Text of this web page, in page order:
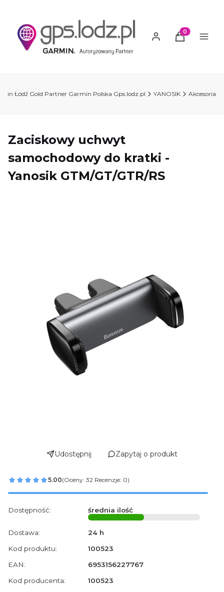
Produkty w
Łódź Gold Partner Garmin Polska Gps.lodz.pl YANOSIK Akcesoria
Zaciskowy uchwyt
samochodowy do kratki -
Yanosik GTM/GT/GTR/RS
Udostępnij Zapytaj o produkt
5.00(Oceny: 32 Recenzje: 0)
Dostępność: średnia ilość
Dostawa:
24 h
Kod produktu:
100523
EAN:
6953156227767
Kod producenta:
100523